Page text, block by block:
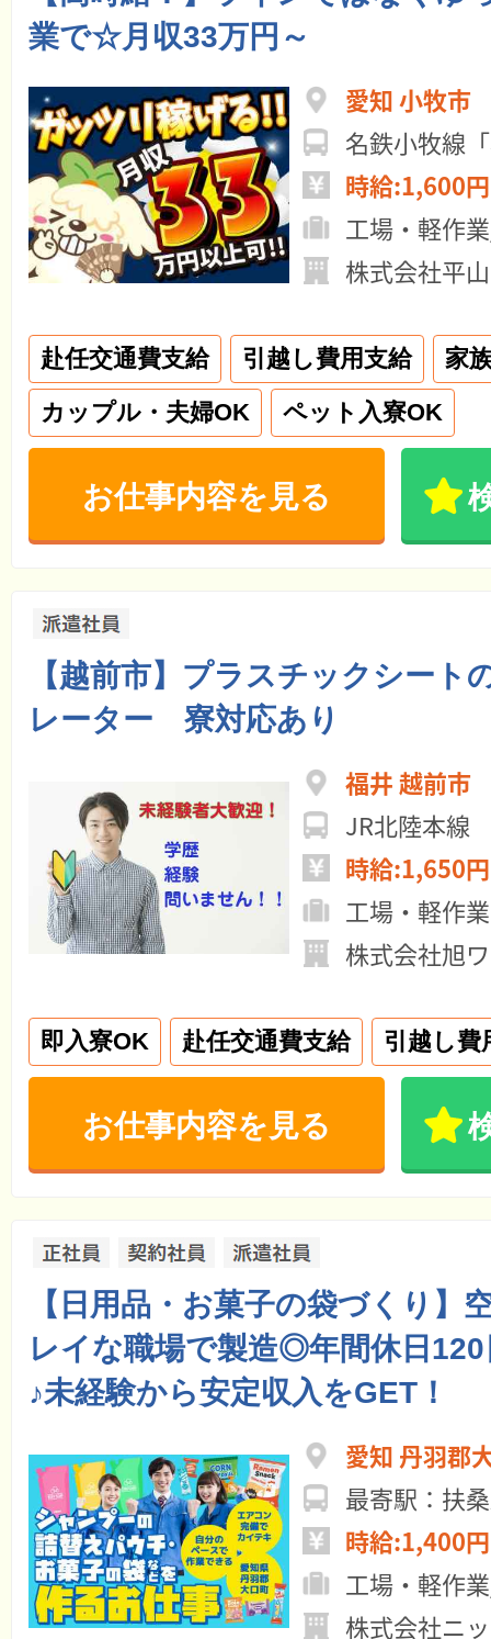
業で☆月収33万円～
愛知 小牧市
名鉄小牧線
時給:1,600
工場・軽作
株式会社平
赴任交通費支給 引越し費用支給
家
カップル・夫婦OK
ペット入寮OK
お仕事内容を見る
【越前市】プラスチックシート
レーター 寮対応あり
福井 越前市
JR北陸本線
時給:1,650
工場・軽作業
株式会社旭
即入寮OK 赴任交通費支給 引越し費
お仕事内容を見る
【日用品・お菓子の袋づくり】
レイな職場で製造◎年間休日
♪未経験から安定収入をGET！
愛知 丹羽郡
最寄駅：扶
時給:1,400
工場・軽作
株式会社ニ